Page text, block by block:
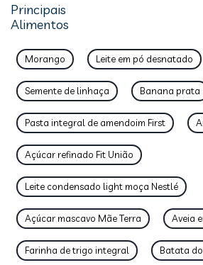
Principais
Alimentos
Morango Leite em pó desnatado
Semente de linhaça Banana prata
Pasta integral de amendoim First
Açúcar refinado Fit União
Leite condensado light moça Nestlé
Açúcar mascavo Mãe Terra Aveia
Farinha de trigo integral Batata